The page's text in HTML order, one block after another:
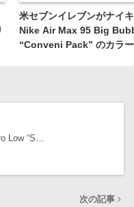
米セブンイレブンがナイ
Nike Air Max 95 Big
“Conveni Pack” のカラ
Low “S…
次の記事